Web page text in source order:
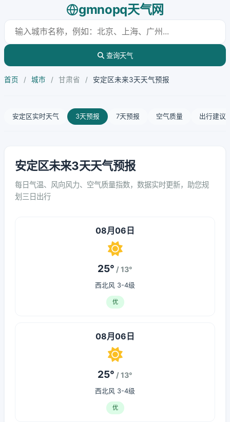
gmnopq天气网
查询天气
首页 / 城市 / 甘肃省 / 安定区未来3天天气预报
安定区实时天气 3天预报 7天预报 空气质量 出行建议
安定区未来3天天气预报
每日气温、风向风力、空气质量指数，数据实时更新，助您规
划三日出行
08月06日
25° / 13°
西北风 3-4级
优
08月06日
25° / 13°
西北风 3-4级
优